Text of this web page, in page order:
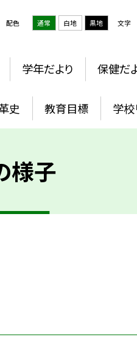
配色 通常 白地 黒地 文字
学年だより 保健だ
史 教育目標 学校
様子